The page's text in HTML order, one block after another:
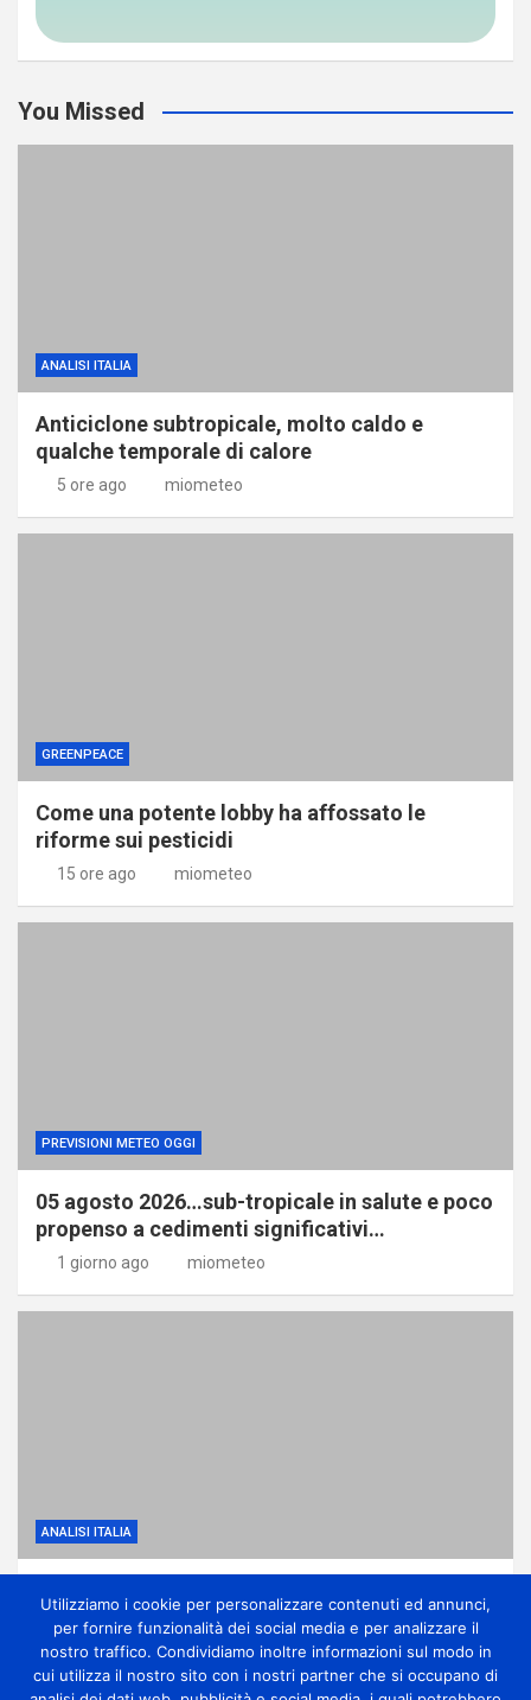
You Missed
ANALISI ITALIA
Anticiclone subtropicale, molto caldo e
qualche temporale di calore
5 ore ago miometeo
GREENPEACE
Come una potente lobby ha affossato le
riforme sui pesticidi
15 ore ago miometeo
PREVISIONI METEO OGGI
05 agosto 2026…sub-tropicale in salute e poco
propenso a cedimenti significativi…
1 giorno ago miometeo
ANALISI ITALIA
qualche temporale di calore
1 giorno ago miometeo
Utilizziamo i cookie per personalizzare contenuti ed annunci,
per fornire funzionalità dei social media e per analizzare il
nostro traffico. Condividiamo inoltre informazioni sul modo in
cui utilizza il nostro sito con i nostri partner che si occupano di